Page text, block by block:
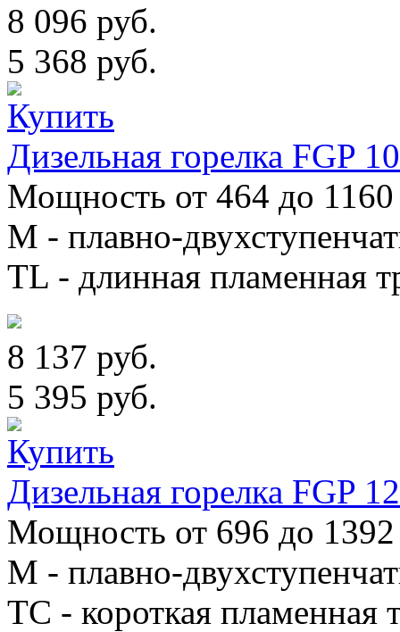
8 096 руб.
5 368 руб.
Дизельная горелка FGP
Мощность от 464 до 1160
М - плавно-
TL - длинная пламенная
8 137 руб.
5 395 руб.
Дизельная горелка FGP
Мощность от 696 до
М - плавно-
TC - короткая пламенная